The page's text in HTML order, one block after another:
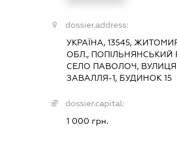
dossier.address:
УКРАЇНА, 13545,
ОБЛ., ПОПІЛЬНЯНСЬКИЙ
СЕЛО ПАВОЛОЧ, ВУЛИЦЯ
ЗАВАЛЛЯ-1, БУДИНОК 15
dossier.capital:
1 000 грн.